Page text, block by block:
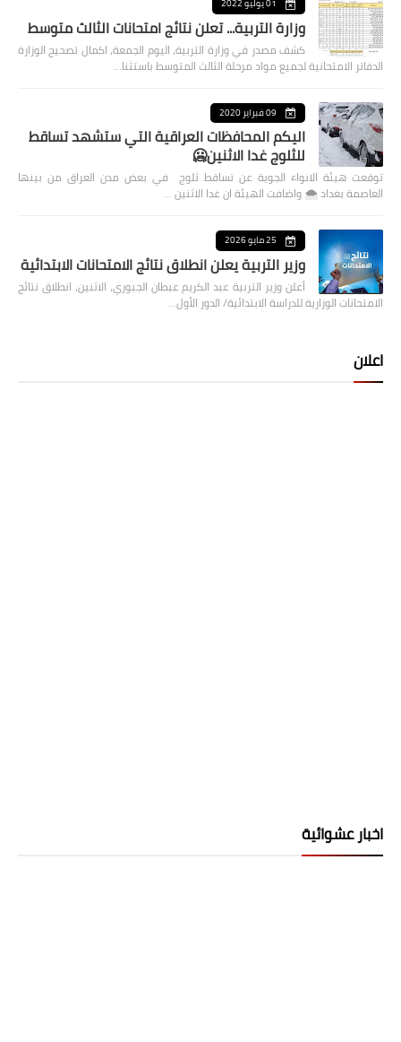
01 يوليو 2022
وزارة التربية... تعلن نتائج امتحانات الثالث متوسط
كشف مصدر في وزارة التربية، اليوم الجمعة، اكمال تصحيح الوزارة
الدفاتر الامتحانية لجميع مواد مرحلة الثالث المتوسط باستثنا…
09 فبراير 2020
اليكم المحافظات العراقية التي ستشهد تساقط
للثلوج غدا الاثنين🥶
توقعت هيئة الانواء الجوية عن تساقط ثلوج في بعض مدن العراق من بينها
العاصمة بغداد ⁦🌨️⁩ واضافت الهيئة ان غدا الاثنين …
25 مايو 2026
وزير التربية يعلن انطلاق نتائج الامتحانات الابتدائية
أعلن وزير التربية عبد الكريم عبطان الجبوري، الاثنين، انطلاق نتائج
الامتحانات الوزارية للدراسة الابتدائية/ الدور الأول…
اعلان
اخبار عشوائية